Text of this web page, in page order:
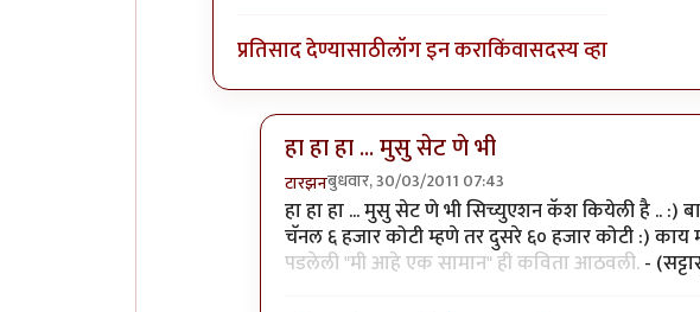
प्रतिसाद देण्यासाठीलॉग इन कराकिंवासदस्य व्हा
हा हा हा ... मुसु सेट णे भी
टारझनबुधवार, 30/03/2011 07:43
In reply toसहमत. हुकला तो संपला. कविताbyरेवती
हा हा हा ... मुसु सेट णे भी सिच्युएशन कॅश कियेली है .. :)
चॅनल ६ हजार कोटी म्हणे तर दुसरे ६० हजार कोटी :)
पडलेली "मी आहे एक सामान" ही कविता आठवली.-